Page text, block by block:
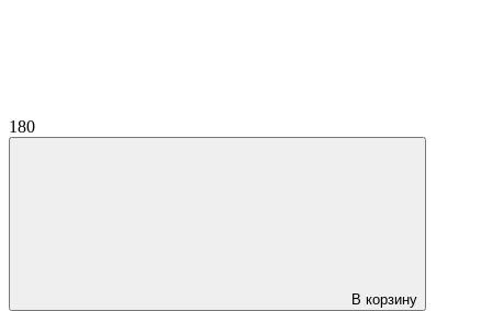
180
В корзину